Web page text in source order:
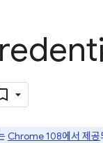
Chrome 108에서 제공